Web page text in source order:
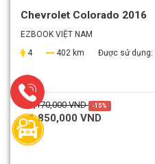
Chevrolet Colorado 2016
EZBOOK VIỆT NAM
4
402 km Được sử dụng:
2,170,000 VND -15%
1,850,000 VND